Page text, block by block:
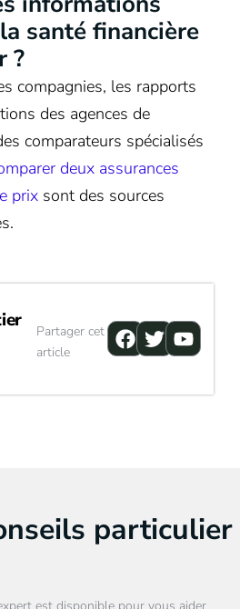
santé financière
?
compagnies, les rapports
des agences de
comparateurs spécialisés
deux assurances
prix sont des sources
Partager cet
article
Facebook
Twitter
particulier
est disponible pour vous aider